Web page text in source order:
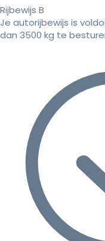
Rijbewijs B
Je autorijbewijs is
dan 3500 kg te